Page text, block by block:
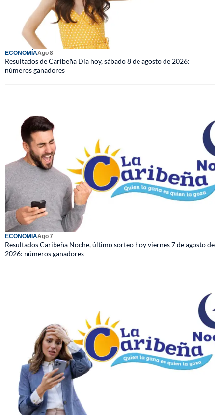
ECONOMÍAAgo 8
Resultados de Caribeña Día hoy, sábado 8 de agosto de 2026:
números ganadores
ECONOMÍAAgo 7
Resultados Caribeña Noche, último sorteo hoy viernes 7 de agosto de
2026: números ganadores